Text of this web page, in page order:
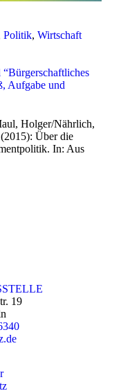
Politik, Wirtschaft
Aufgabe und
Holger/Nährlich,
Über die
In: Aus
19